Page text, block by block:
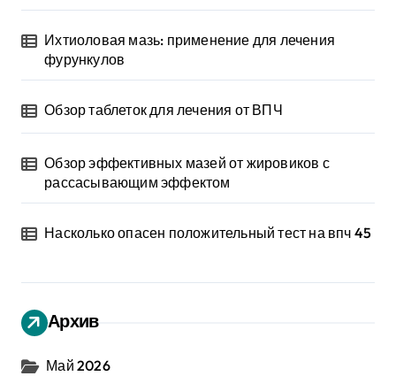
Ихтиоловая мазь: применение для лечения
фурункулов
Обзор таблеток для лечения от ВПЧ
Обзор эффективных мазей от жировиков с
рассасывающим эффектом
Насколько опасен положительный тест на впч 45
Архив
Май 2026